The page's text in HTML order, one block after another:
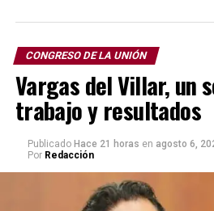
CONGRESO DE LA UNIÓN
Vargas del Villar, un
trabajo y resultados
Publicado Hace 21 horas en agosto 6,
Por Redacción